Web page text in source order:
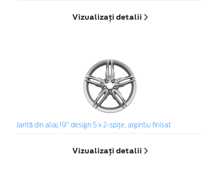
Vizualizați detalii
Jantă din aliaj 19" design 5 x 2-spiţe, argintiu finisat
Vizualizați detalii